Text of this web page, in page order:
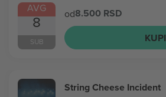
AVG
8
SUB
od8.500 RSD
KUPI
String Cheese Incident